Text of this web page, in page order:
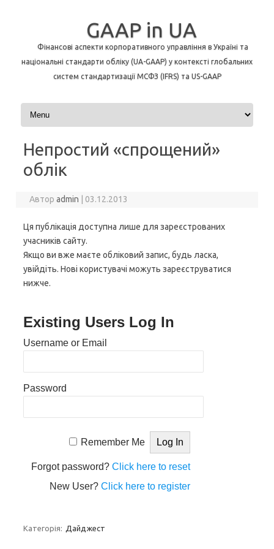
GAAP in UA
Фінансові аспекти корпоративного управління в Україні та
національні стандарти обліку (UA-GAAP) у контексті глобальних
систем стандартизації МСФЗ (IFRS) та US-GAAP
Перейти до контенту
Непростий «спрощений»
облік
Авторadmin 03.12.2013
Ця публікація доступна лише для зареєстрованих
учасників сайту.
Якщо ви вже маєте обліковий запис, будь ласка,
увійдіть. Нові користувачі можуть зареєструватися
нижче.
Existing Users Log In
Username or Email
Password
Remember Me
Forgot password?Click here to reset
New User?Click here to register
Категорія: Дайджест